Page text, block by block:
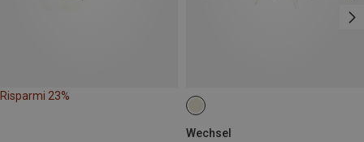
Risparmi 23%
Wechsel